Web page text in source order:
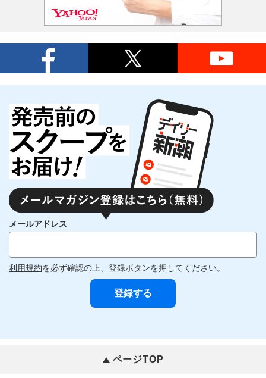
メールアドレス
利用規約を必ず確認の上、登録ボタンを押してください。
ページTOP